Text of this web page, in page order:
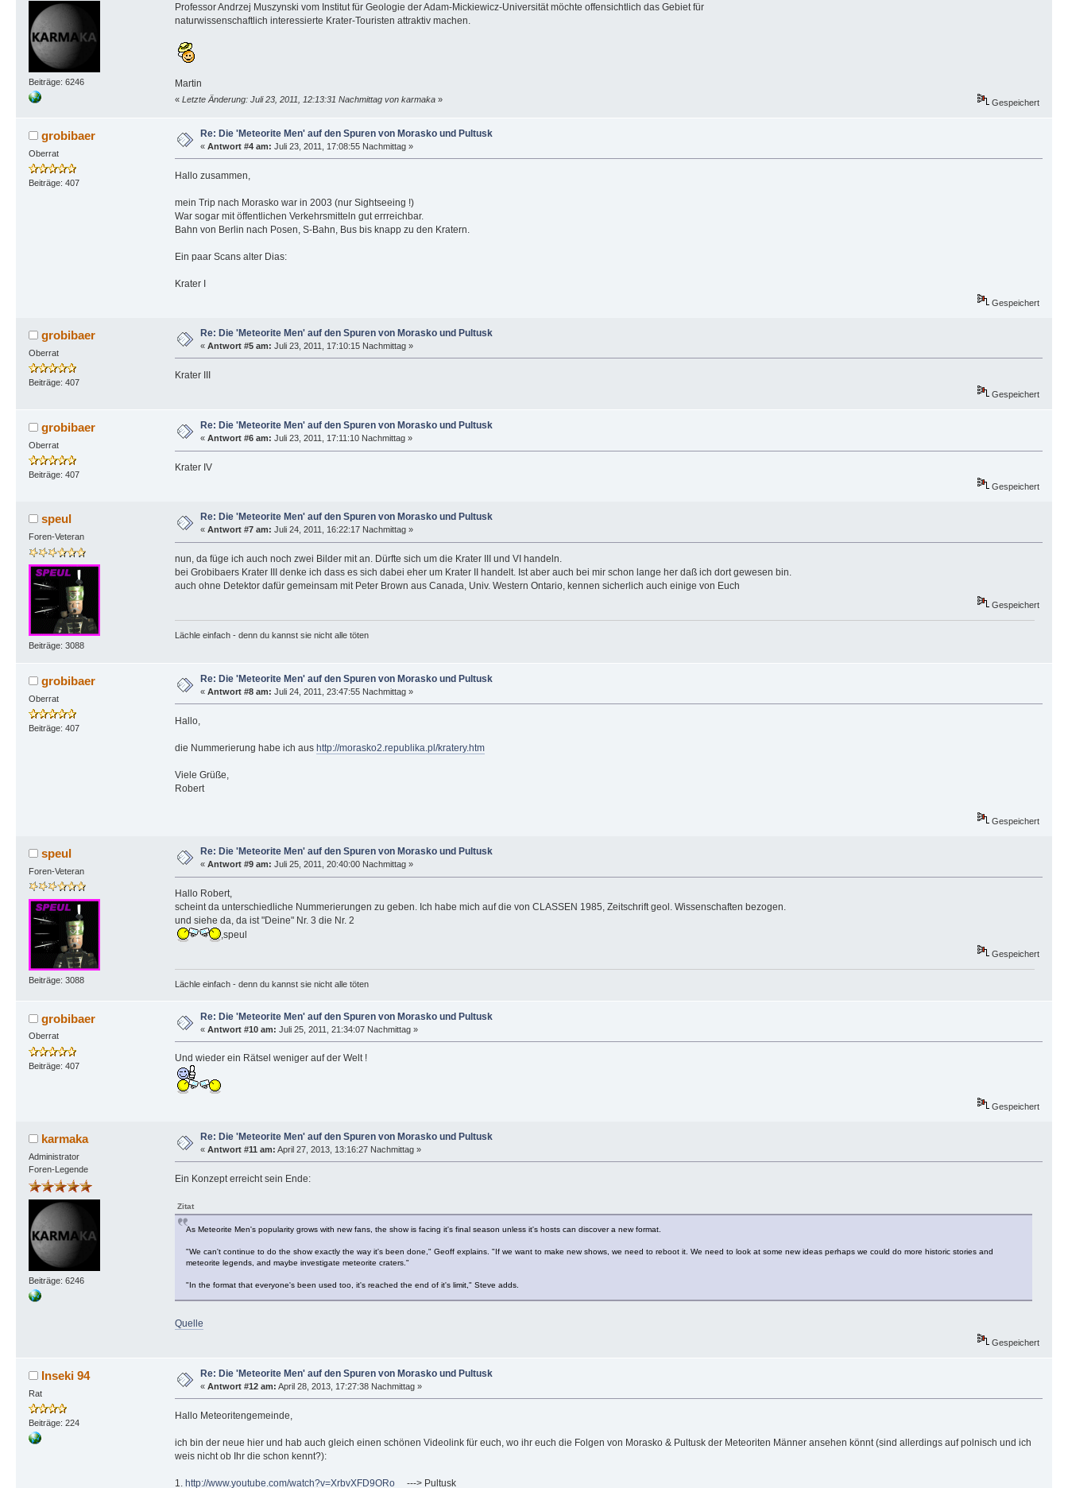
Beiträge: 6246
Professor Andrzej Muszynski vom Institut für Geologie der Adam-Mickiewicz-Universität möchte offensichtlich das Gebiet für
naturwissenschaftlich interessierte Krater-Touristen attraktiv machen.
Martin
« Letzte Änderung: Juli 23, 2011, 12:13:31 Nachmittag von karmaka» Gespeichert
grobibaer
Oberrat
Beiträge: 407
Re: Die 'Meteorite Men' auf den Spuren von Morasko und Pultusk
« Antwort #4 am: Juli 23, 2011, 17:08:55 Nachmittag »
Hallo zusammen,
mein Trip nach Morasko war in 2003 (nur Sightseeing !)
War sogar mit öffentlichen Verkehrsmitteln gut errreichbar.
Bahn von Berlin nach Posen, S-Bahn, Bus bis knapp zu den Kratern.
Ein paar Scans alter Dias:
Krater I
Gespeichert
grobibaer
Oberrat
Beiträge: 407
Re: Die 'Meteorite Men' auf den Spuren von Morasko und Pultusk
« Antwort #5 am: Juli 23, 2011, 17:10:15 Nachmittag »
Krater III
Gespeichert
grobibaer
Oberrat
Beiträge: 407
Re: Die 'Meteorite Men' auf den Spuren von Morasko und Pultusk
« Antwort #6 am: Juli 23, 2011, 17:11:10 Nachmittag »
Krater IV
Gespeichert
speul
Foren-Veteran
Beiträge: 3088
Re: Die 'Meteorite Men' auf den Spuren von Morasko und Pultusk
« Antwort #7 am: Juli 24, 2011, 16:22:17 Nachmittag »
nun, da füge ich auch noch zwei Bilder mit an. Dürfte sich um die Krater III und VI handeln.
bei Grobibaers Krater III denke ich dass es sich dabei eher um Krater II handelt. Ist aber auch bei mir schon lange her daß ich dort gewesen bin.
auch ohne Detektor dafür gemeinsam mit Peter Brown aus Canada, Univ. Western Ontario, kennen sicherlich auch einige von Euch
Gespeichert
Lächle einfach - denn du kannst sie nicht alle töten
grobibaer
Oberrat
Beiträge: 407
Re: Die 'Meteorite Men' auf den Spuren von Morasko und Pultusk
« Antwort #8 am: Juli 24, 2011, 23:47:55 Nachmittag »
Hallo,
die Nummerierung habe ich aus http://morasko2.republika.pl/kratery.htm
Viele Grüße,
Robert
Gespeichert
speul
Foren-Veteran
Beiträge: 3088
Re: Die 'Meteorite Men' auf den Spuren von Morasko und Pultusk
« Antwort #9 am: Juli 25, 2011, 20:40:00 Nachmittag »
Hallo Robert,
scheint da unterschiedliche Nummerierungen zu geben. Ich habe mich auf die von CLASSEN 1985, Zeitschrift geol. Wissenschaften bezogen.
und siehe da, da ist "Deine" Nr. 3 die Nr. 2
,speul
Gespeichert
Lächle einfach - denn du kannst sie nicht alle töten
grobibaer
Oberrat
Beiträge: 407
Re: Die 'Meteorite Men' auf den Spuren von Morasko und Pultusk
« Antwort #10 am: Juli 25, 2011, 21:34:07 Nachmittag »
Und wieder ein Rätsel weniger auf der Welt !
Gespeichert
karmaka
Administrator
Foren-Legende
Beiträge: 6246
Re: Die 'Meteorite Men' auf den Spuren von Morasko und Pultusk
« Antwort #11 am: April 27, 2013, 13:16:27 Nachmittag »
Ein Konzept erreicht sein Ende:
Zitat
As Meteorite Men's popularity grows with new fans, the show is facing it's final season unless it's hosts can discover a new format.
"We can't continue to do the show exactly the way it's been done," Geoff explains. "If we want to make new shows, we need to reboot it. We need to look at some new ideas perhaps we could do more historic stories and
meteorite legends, and maybe investigate meteorite craters."
"In the format that everyone's been used too, it's reached the end of it's limit," Steve adds.
Quelle
Gespeichert
Inseki 94
Rat
Beiträge: 224
Re: Die 'Meteorite Men' auf den Spuren von Morasko und Pultusk
« Antwort #12 am: April 28, 2013, 17:27:38 Nachmittag »
Hallo Meteoritengemeinde,
ich bin der neue hier und hab auch gleich einen schönen Videolink für euch, wo ihr euch die Folgen von Morasko & Pultusk der Meteoriten Männer ansehen könnt (sind allerdings auf polnisch und ich
weis nicht ob Ihr die schon kennt?):
1. http://www.youtube.com/watch?v=XrbvXFD9ORo---> Pultusk